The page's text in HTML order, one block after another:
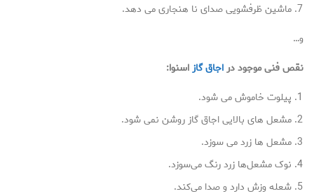
ماشین ظرفشویی صدای نا هنجاری می دهد.
و…
نقص فنی موجود دراجاق گازاسنوا:
پیلوت خاموش می شود.
مشعل های بالایی اجاق گاز روشن نمی شود.
مشعل ها زرد می سوزد.
نوک مشعل‌ها زرد رنگ می‌سوزد.
شعله وزش دارد و صدا می‌کند.